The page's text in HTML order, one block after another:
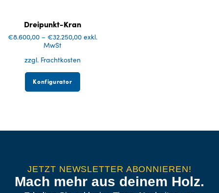
Dreipunkt-Kran
€8.600,00 –€32.250,00 exkl.
MwSt
zzgl. Frachtkosten
Konfigurator
JETZT NEWSLETTER ABONNIEREN!
Mach mehr aus deinem Holz.